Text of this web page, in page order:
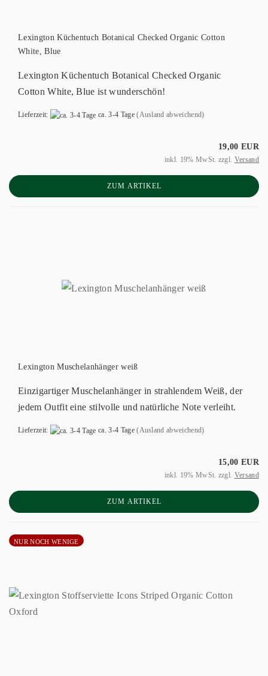
Lexington Küchentuch Botanical Checked Organic Cotton
White, Blue
Lexington Küchentuch Botanical Checked Organic
Cotton White, Blue ist wunderschön!
Lieferzeit: ca. 3-4 Tage (Ausland abweichend)
19,00 EUR
inkl. 19% MwSt. zzgl. Versand
ZUM ARTIKEL
Lexington Muschelanhänger weiß
Einzigartiger Muschelanhänger in strahlendem Weiß, der
jedem Outfit eine stilvolle und natürliche Note verleiht.
Lieferzeit: ca. 3-4 Tage (Ausland abweichend)
15,00 EUR
inkl. 19% MwSt. zzgl. Versand
ZUM ARTIKEL
NUR NOCH WENIGE